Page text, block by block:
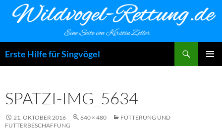
Inhalt
Erste Hilfe für Singvögel
SPATZI-IMG_5634
21. OKTOBER 2016 640 × 480
FÜTTERUNG UND
FUTTERBESCHAFFUNG